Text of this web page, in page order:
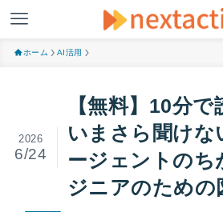
ホーム AI活用
【無料】10分で
いまさら聞けな
ージェントの
ジニアのための
2026
6/24